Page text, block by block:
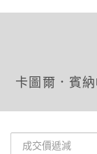
卡圖爾．賓